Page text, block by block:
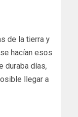
de la tierra y
hacían esos
duraba días,
llegar a